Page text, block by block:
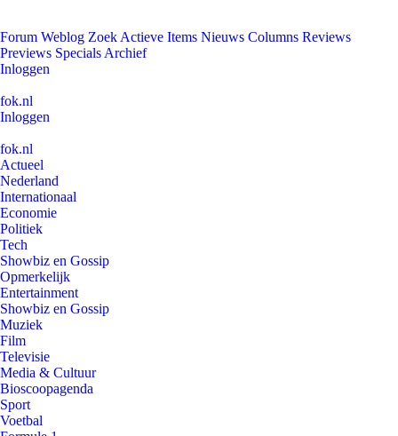
Forum Weblog Zoek Actieve Items Nieuws Columns Reviews
Previews Specials Archief
Inloggen
fok.nl
Inloggen
fok.nl
Actueel
Nederland
Internationaal
Economie
Politiek
Tech
Showbiz en Gossip
Opmerkelijk
Entertainment
Showbiz en Gossip
Muziek
Film
Televisie
Media & Cultuur
Bioscoopagenda
Sport
Voetbal